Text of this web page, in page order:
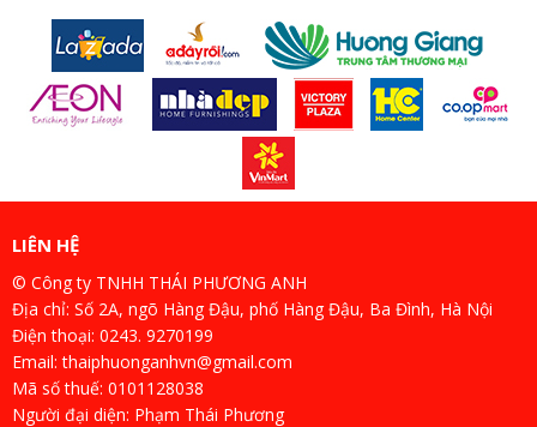
LIÊN HỆ
© Công ty TNHH THÁI PHƯƠNG ANH
Địa chỉ: Số 2A, ngõ Hàng Đậu, phố Hàng Đậu, Ba Đình, Hà Nội
Điện thoại: 0243. 9270199
Email: thaiphuonganhvn@gmail.com
Mã số thuế: 0101128038
Người đại diện: Phạm Thái Phương